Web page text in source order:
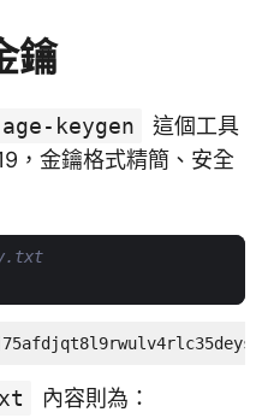
鑰
age-keygen
這個工具
，金鑰格式精簡、安全
內容則為：